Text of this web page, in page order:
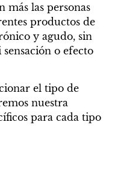
más las personas
productos de
y agudo, sin
o efecto
el tipo de
nuestra
para cada tipo